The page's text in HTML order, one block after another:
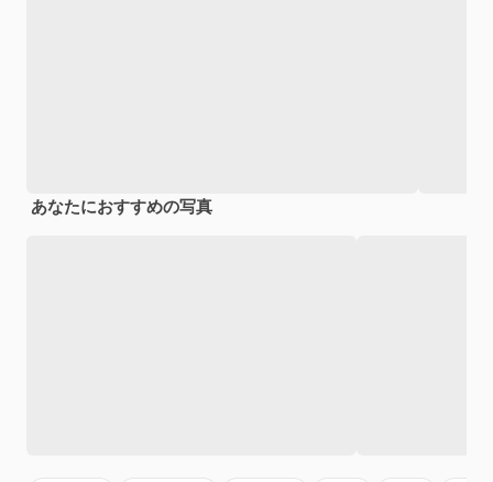
あなたにおすすめの写真